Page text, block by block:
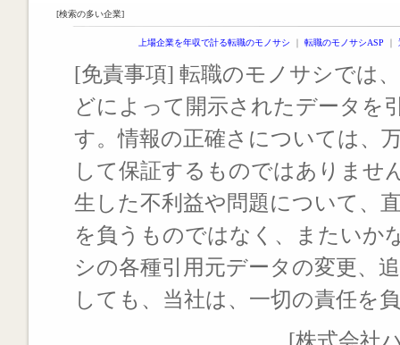
[検索の多い企業]
上場企業を年収で計る転職のモノサシ ｜ 転職のモノサシASP ｜
[免責事項] 転職のモノサシでは
どによって開示されたデータを
す。情報の正確さについては、
して保証するものではありませ
生した不利益や問題について、
を負うものではなく、またいか
シの各種引用元データの変更、
しても、当社は、一切の責任を
[株式会社